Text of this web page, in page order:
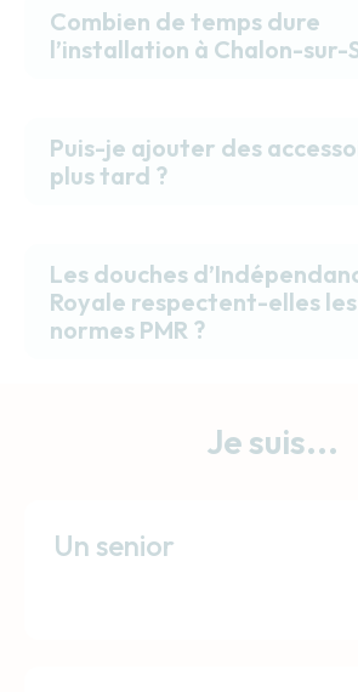
Combien de temps dure
l’installation à Chalon-sur-
Puis-je ajouter des
plus tard ?
Les douches
Royale respectent-elles les
normes PMR ?
Je suis...
Un senior